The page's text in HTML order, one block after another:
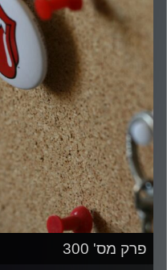
פרק מס' 300